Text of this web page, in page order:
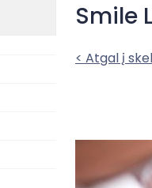
Smile
< Atgal į